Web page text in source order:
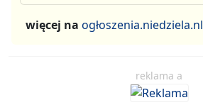
więcej na ogłoszenia.niedziela.nl
reklama a